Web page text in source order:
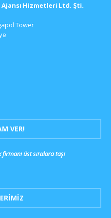
Ajansı Hizmetleri Ltd. Şti.
Tower
VER!
firmanı üst sıralara taşı